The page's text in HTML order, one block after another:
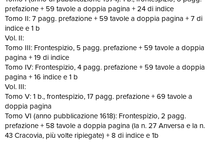
prefazione + 59 tavole a doppia pagina + 24 di indice
Tomo II: 7 pagg. prefazione + 59 tavole a doppia pagina + 7 di
indice e 1 b
Vol. II:
Tomo III: Frontespizio, 5 pagg. prefazione + 59 tavole a doppia
pagina + 19 di indice
Tomo IV: Frontespizio, 4 pagg. prefazione + 59 tavole a doppia
pagina + 16 indice e 1 b
Vol. III:
Tomo V: 1 b., frontespizio, 17 pagg. prefazione + 69 tavole a
doppia pagina
Tomo VI (anno pubblicazione 1618): Frontespizio, 2 pagg.
prefazione + 58 tavole a doppia pagina (la n. 27 Anversa e la n.
43 Cracovia, più volte ripiegate) + 8 di indice e 1b